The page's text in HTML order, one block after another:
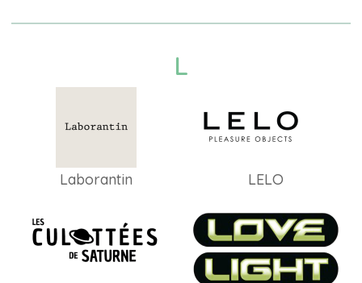
L
Laborantin LELO